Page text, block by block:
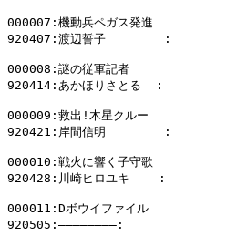
000007:機動兵ペガス発進
920407:渡辺誓子        :
000008:謎の従軍記者
920414:あかほりさとる  :
000009:救出!木星クルー
920421:岸間信明        :
000010:戦火に響く子守歌
920428:川崎ヒロユキ    :
000011:Dボウイファイル
920505:――――――――: